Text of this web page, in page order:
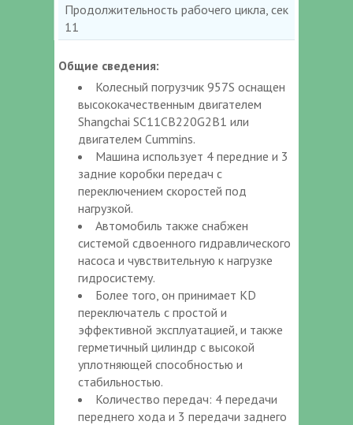
Продолжительность рабочего цикла, сек
11
Общие сведения:
Колесный погрузчик 957S оснащен
высококачественным двигателем
Shangchai SC11CB220G2B1 или
двигателем Cummins.
Машина использует 4 передние и 3
задние коробки передач с
переключением скоростей под
нагрузкой.
Автомобиль также снабжен
системой сдвоенного гидравлического
насоса и чувствительную к нагрузке
гидросистему.
Более того, он принимает KD
переключатель с простой и
эффективной эксплуатацией, и также
герметичный цилиндр с высокой
уплотняющей способностью и
стабильностью.
Количество передач: 4 передачи
переднего хода и 3 передачи заднего